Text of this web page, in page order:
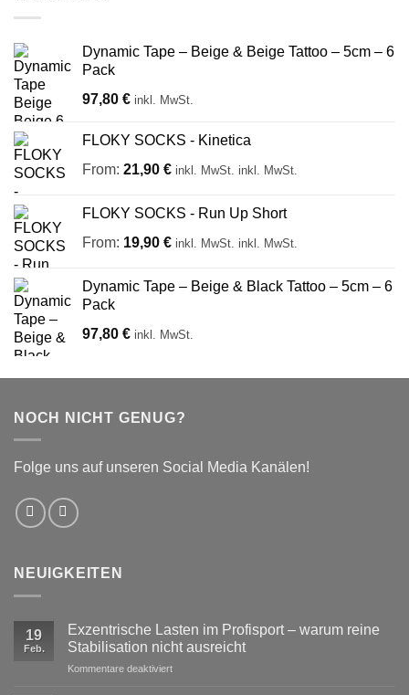
Dynamic Tape – Beige & Beige Tattoo – 5cm – 6
Pack
97,80 € inkl. MwSt.
FLOKY SOCKS - Kinetica
From: 21,90 € inkl. MwSt. inkl. MwSt.
FLOKY SOCKS - Run Up Short
From: 19,90 € inkl. MwSt. inkl. MwSt.
Dynamic Tape – Beige & Black Tattoo – 5cm – 6
Pack
97,80 € inkl. MwSt.
NOCH NICHT GENUG?
Folge uns auf unseren Social Media Kanälen!
NEUIGKEITEN
19
Feb.
Exzentrische Lasten im Profisport – warum reine
Stabilisation nicht ausreicht
Kommentare deaktiviertfür